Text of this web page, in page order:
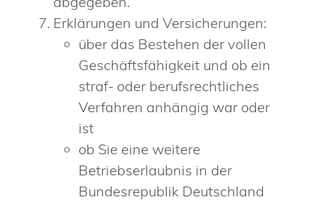
Erklärungen und Versicherungen:
über das Bestehen der vollen
Geschäftsfähigkeit und ob ein
straf- oder berufsrechtliches
Verfahren anhängig war oder
ist
ob Sie eine weitere
Betriebserlaubnis in der
Bundesrepublik Deutschland